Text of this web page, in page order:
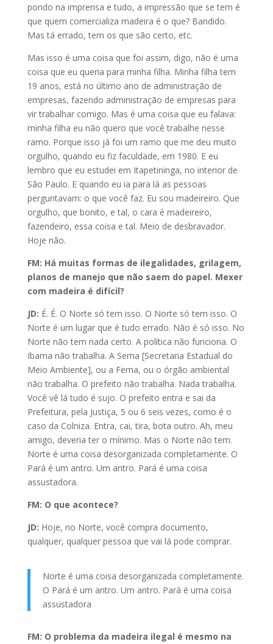
pondo na imprensa e tudo, a impressão que se tem é
que quem comercializa madeira é o que? Bandido.
Mas tá errado, tem os que são certo, etc.
Mas isso é uma coisa que foi assim, digo, não é uma
coisa que eu queria para minha filha. Minha filha tem
19 anos, está no último ano de administração de
empresas, fazendo administração de empresas para
vir trabalhar comigo. Mas é uma coisa que eu falava:
minha filha eu não quero que você trabalhe nesse
ramo. Porque isso já foi um ramo que me deu muito
orgulho, quando eu fiz faculdade, em 1980. E eu
lembro que eu estudei em Itapetininga, no interior de
São Paulo. E quando eu ia para lá as pessoas
perguntavam: o que você faz. Eu sou madeireiro. Que
orgulho, que bonito, e tal, o cara é madeireiro,
fazendeiro, essa coisa e tal. Meio de desbravador.
Hoje não.
FM: Há muitas formas de ilegalidades, grilagem,
planos de manejo que não saem do papel. Mexer
com madeira é difícil?
JD: É. É. O Norte só tem isso. O Norte só tem isso. O
Norte é um lugar que é tudo errado. Não é só isso. No
Norte não tem nada certo. A política não funciona. O
Ibama não trabalha. A Sema [Secretaria Estadual do
Meio Ambiente], ou a Fema, ou o órgão ambiental
não trabalha. O prefeito não trabalha. Nada trabalha.
Você vê lá tudo é sujo. O prefeito entra e sai da
Prefeitura, pela Justiça, 5 ou 6 seis vezes, como é o
caso da Colniza. Entra, cai, tira, bota outro. Ah, meu
amigo, deveria ter o mínimo. Mas o Norte não tem.
Norte é uma coisa desorganizada completamente. O
Pará é um antro. Um antro. Pará é uma coisa
assustadora.
FM: O que acontece?
JD: Hoje, no Norte, você compra documento,
qualquer, qualquer pessoa que vai lá pode comprar.
Norte é uma coisa desorganizada completamente.
O Pará é um antro. Um antro. Pará é uma coisa
assustadora
FM: O problema da madeira ilegal é mesmo na